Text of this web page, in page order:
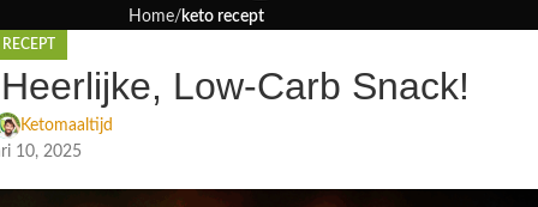
Home keto recept
Low-Carb Snack!
Ketomaaltijd
10, 2025